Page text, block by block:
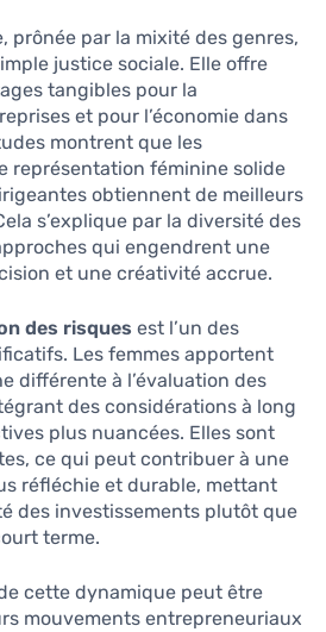
prônée par la mixité des genres,
justice sociale. Elle offre
tangibles pour la
et pour l’économie dans
montrent que les
représentation féminine solide
obtiennent de meilleurs
s’explique par la diversité des
qui engendrent une
et une créativité accrue.
des risques est l’un des
Les femmes apportent
différente à l’évaluation des
des considérations à long
plus nuancées. Elles sont
ce qui peut contribuer à une
réfléchie et durable, mettant
des investissements plutôt que
terme.
cette dynamique peut être
mouvements entrepreneuriaux